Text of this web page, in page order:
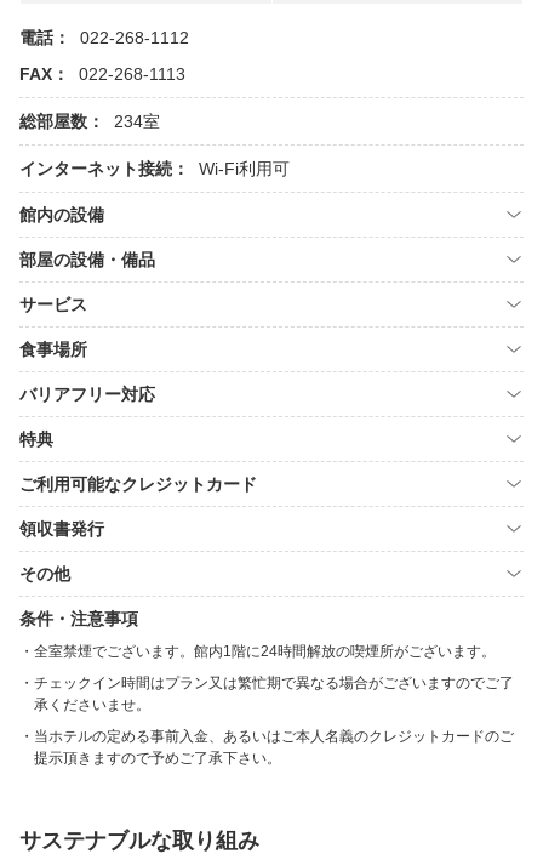
電話：
022-268-1112
FAX：
022-268-1113
総部屋数： 234室
インターネット接続： Wi-Fi利用可
館内の設備
部屋の設備・備品
サービス
食事場所
バリアフリー対応
特典
ご利用可能なクレジットカード
領収書発行
その他
条件・注意事項
全室禁煙でございます。館内1階に24時間解放の喫煙所がございます。
チェックイン時間はプラン又は繁忙期で異なる場合がございますのでご了
承くださいませ。
当ホテルの定める事前入金、あるいはご本人名義のクレジットカードのご
提示頂きますので予めご了承下さい。
サステナブルな取り組み